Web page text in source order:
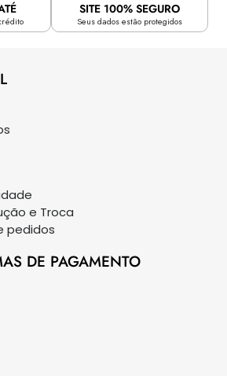
SITE 100% SEGURO
Seus dados estão protegidos
e Troca
pedidos
DE PAGAMENTO